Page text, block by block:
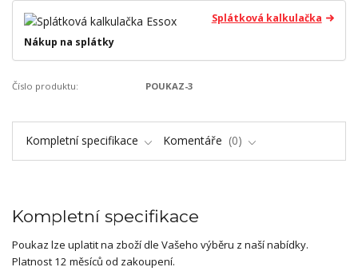
Splátková kalkulačka
Nákup na splátky
Číslo produktu: POUKAZ-3
Kompletní specifikace Komentáře 0
Kompletní specifikace
Poukaz lze uplatit na zboží dle Vašeho výběru z naší nabídky.
Platnost 12 měsíců od zakoupení.